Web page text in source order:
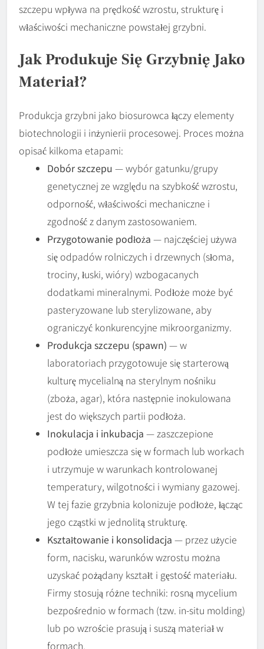
szczepu wpływa na prędkość wzrostu, strukturę i
właściwości mechaniczne powstałej grzybni.
Jak Produkuje Się Grzybnię Jako
Materiał?
Produkcja grzybni jako biosurowca łączy elementy
biotechnologii i inżynierii procesowej. Proces można
opisać kilkoma etapami:
Dobór szczepu — wybór gatunku/grupy
genetycznej ze względu na szybkość wzrostu,
odporność, właściwości mechaniczne i
zgodność z danym zastosowaniem.
Przygotowanie podłoża — najczęściej używa
się odpadów rolniczych i drzewnych (słoma,
trociny, łuski, wióry) wzbogacanych
dodatkami mineralnymi. Podłoże może być
pasteryzowane lub sterylizowane, aby
ograniczyć konkurencyjne mikroorganizmy.
Produkcja szczepu (spawn) — w
laboratoriach przygotowuje się starterową
kulturę mycelialną na sterylnym nośniku
(zboża, agar), która następnie inokulowana
jest do większych partii podłoża.
Inokulacja i inkubacja — zaszczepione
podłoże umieszcza się w formach lub workach
i utrzymuje w warunkach kontrolowanej
temperatury, wilgotności i wymiany gazowej.
W tej fazie grzybnia kolonizuje podłoże, łącząc
jego cząstki w jednolitą strukturę.
Kształtowanie i konsolidacja — przez użycie
form, nacisku, warunków wzrostu można
uzyskać pożądany kształt i gęstość materiału.
Firmy stosują różne techniki: rosną mycelium
bezpośrednio w formach (tzw. in-situ molding)
lub po wzroście prasują i suszą materiał w
formach.